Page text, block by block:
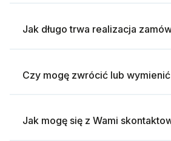
Jak długo trwa realizacja
Czy mogę zwrócić lub
Jak mogę się z Wami